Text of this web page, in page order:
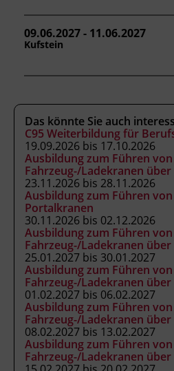
Abschlussinformation
Staplerausweis nach FK-V
Kursbesuchsbestätigung.
Anhang 3 der
Verordnung (BGBl. II Nr.
450/1994 in der geltenden
Hinweis
Mitzubringen:
Förderhinweis
Das Land Tirol fördert bis
der Kurskosten. Nähere
Sie unterwww.mein-
Abschlussinformation
BGBl. II Nr. 13/2007 idgF
09.06.2027 - 11.06.2027
Kufstein
Das könnte Sie auch
C95 Weiterbildung für
19.09.2026 bis 17.10.2026
Ausbildung zum Führen
Fahrzeug-/Ladekranen über
23.11.2026 bis 28.11.2026
Ausbildung zum Führen
Portalkranen
30.11.2026 bis 02.12.2026
Ausbildung zum Führen
Fahrzeug-/Ladekranen über
25.01.2027 bis 30.01.2027
Ausbildung zum Führen
Fahrzeug-/Ladekranen über
01.02.2027 bis 06.02.2027
Ausbildung zum Führen
Fahrzeug-/Ladekranen über
08.02.2027 bis 13.02.2027
Ausbildung zum Führen
Fahrzeug-/Ladekranen über